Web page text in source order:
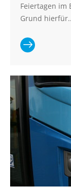
Feiertagen im
Grund